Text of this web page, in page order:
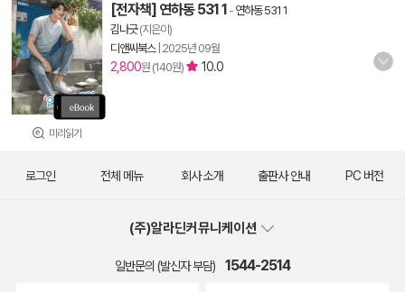
미리읽기
[전자책] 연하동 531 1 - 연하동 531 1
김나긋(지은이)
디앤씨북스| 2025년 09월
2,800원 (140원) 10.0
로그인 전체 메뉴 회사 소개 출판사 안내 PC 버전
(주)알라딘커뮤니케이션
일반문의 (발신자 부담) 1544-2514